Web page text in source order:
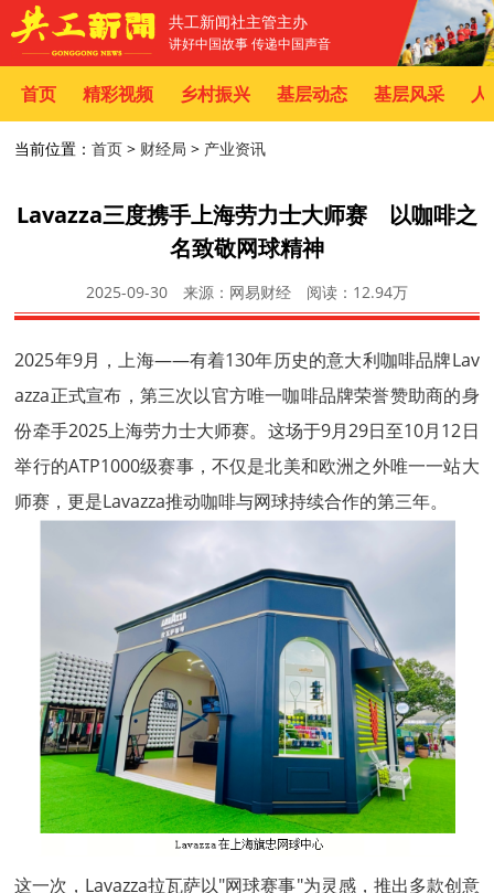
共工新闻社主管主办
讲好中国故事 传递中国声音
首页 精彩视频 乡村振兴 基层动态 基层风采
当前位置：首页 > 财经局 > 产业资讯
Lavazza三度携手上海劳力士大师赛 以咖啡之
名致敬网球精神
2025-09-30 来源：网易财经 阅读： 12.94万
2025年9月，上海——有着130年历史的意大利咖啡品牌Lav
azza正式宣布，第三次以官方唯一咖啡品牌荣誉赞助商的身
份牵手2025上海劳力士大师赛。这场于9月29日至10月12日
举行的ATP1000级赛事，不仅是北美和欧洲之外唯一一站大
师赛，更是Lavazza推动咖啡与网球持续合作的第三年。
这一次，Lavazza拉瓦萨以"网球赛事"为灵感，推出多款创意